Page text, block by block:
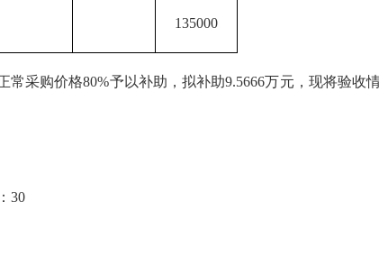
135000
常采购价格80%予以补助，拟补助9.5666万元，现将验收
30